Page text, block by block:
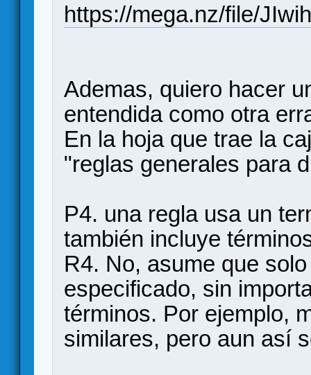
https://mega.nz/file/
Ademas, quiero hacer
entendida como otra
En la hoja que trae la
"reglas generales para
P4. una regla usa un
también incluye
R4. No, asume que
especificado, sin
términos. Por ejemplo,
similares, pero aun así